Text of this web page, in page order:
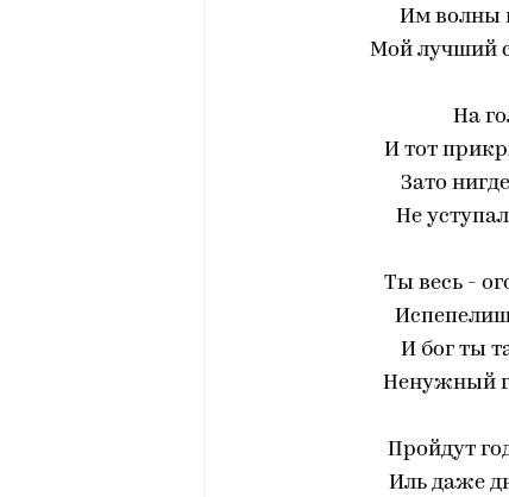
Им волны
Мой лучший
На
И тот
Зато
Не
Ты весь -
И бог ты
Ненужный
Пройдут
Иль даже